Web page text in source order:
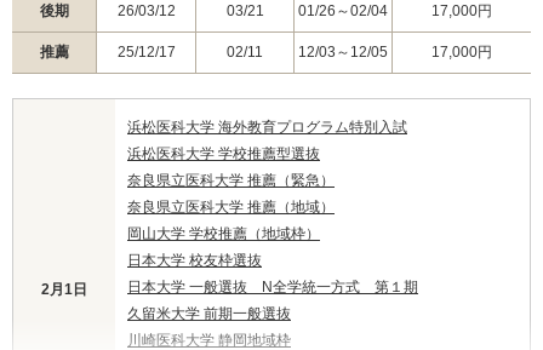
後期 26/03/12 03/21 01/26～02/04 17,000円
推薦 25/12/17 02/11 12/03～12/05 17,000円
2月1日
浜松医科大学 海外教育プログラム特別入試
浜松医科大学 学校推薦型選抜
奈良県立医科大学 推薦（緊急）
奈良県立医科大学 推薦（地域）
岡山大学 学校推薦（地域枠）
日本大学 校友枠選抜
日本大学 一般選抜 N全学統一方式 第１期
久留米大学 前期一般選抜
川崎医科大学 静岡地域枠